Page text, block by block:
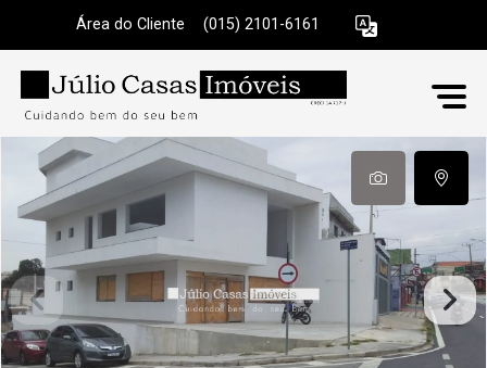
Área do Cliente (015) 2101-6161